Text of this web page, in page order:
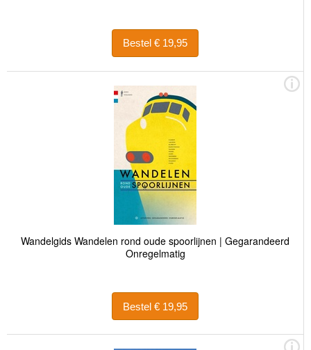
Bestel € 19,95
Wandelgids Wandelen rond oude spoorlijnen | Gegarandeerd
Onregelmatig
Bestel € 19,95